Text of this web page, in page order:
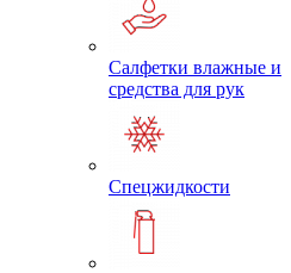
Салфетки влажные и
средства для рук
Спецжидкости